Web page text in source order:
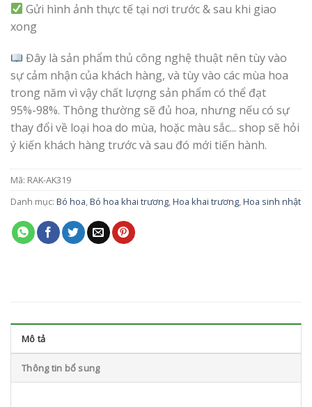
Gửi hình ảnh thực tế tại nơi trước & sau khi giao
xong
Đây là sản phẩm thủ công nghệ thuật nên tùy vào
sự cảm nhận của khách hàng, và tùy vào các mùa hoa
trong năm vì vậy chất lượng sản phẩm có thể đạt
95%-98%. Thông thường sẽ đủ hoa, nhưng nếu có sự
thay đổi về loại hoa do mùa, hoặc màu sắc... shop sẽ hỏi
ý kiến khách hàng trước và sau đó mới tiến hành.
Mã: RAK-AK319
Danh mục: Bó hoa,Bó hoa khai trương,Hoa khai trương,Hoa sinh nhật
Mô tả
Thông tin bổ sung